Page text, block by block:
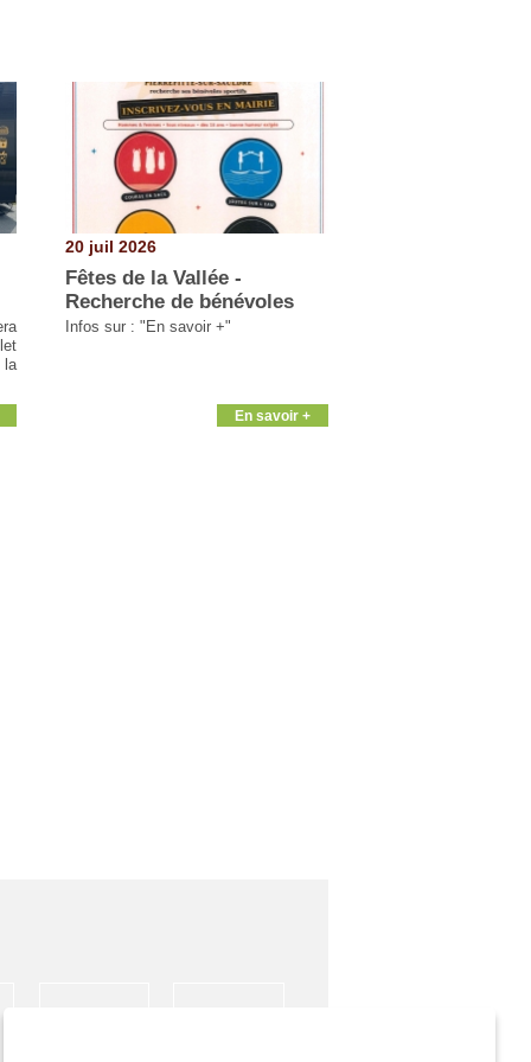
la
20 juil 2026
Fêtes de la Vallée -
Recherche de bénévoles
Infos sur : "En savoir +"
En savoir +